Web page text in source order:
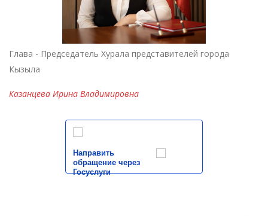
Глава - Председатель Хурала представителей города
Кызыла
Казанцева Ирина Владимировна
Направить
обращение через
Госуслуги